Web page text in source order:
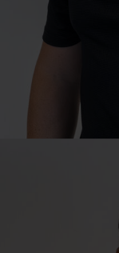
Technical Sales